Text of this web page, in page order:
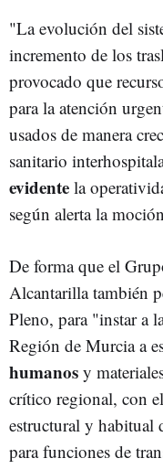
"La evolución del
incremento de los
provocado que
para la atención
usados de manera
sanitario
evidente la
según alerta la
De forma que el
Alcantarilla también
Pleno, para "instar a
Región de Murcia a
humanos y
crítico regional, con
estructural y habitual
para funciones de